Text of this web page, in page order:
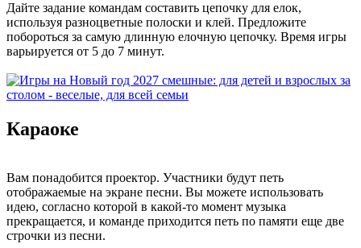
Дайте задание командам составить цепочку для елок,
используя разноцветные полоски и клей. Предложите
побороться за самую длинную елочную цепочку. Время игры
варьируется от 5 до 7 минут.
Караоке
Вам понадобится проектор. Участники будут петь
отображаемые на экране песни. Вы можете использовать
идею, согласно которой в какой-то момент музыка
прекращается, и команде приходится петь по памяти еще две
строчки из песни.